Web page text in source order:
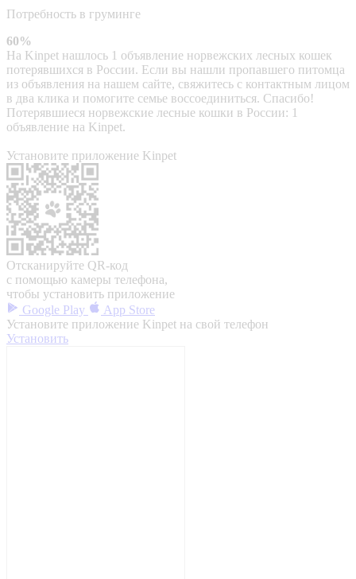
Потребность в груминге
60%
На Kinpet нашлось 1 объявление норвежских лесных кошек
потерявшихся в России. Если вы нашли пропавшего питомца
из объявления на нашем сайте, свяжитесь с контактным лицом
в два клика и помогите семье воссоединиться. Спасибо!
Потерявшиеся норвежские лесные кошки в России: 1
объявление на Kinpet.
Установите приложение Kinpet
Отсканируйте QR-код
с помощью камеры телефона,
чтобы установить приложение
Google Play
App Store
Установите приложение Kinpet на свой телефон
Установить